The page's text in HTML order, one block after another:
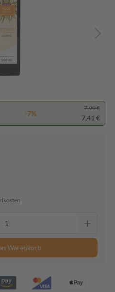
-7%
7,99 €
7,41 €
Warenkorb